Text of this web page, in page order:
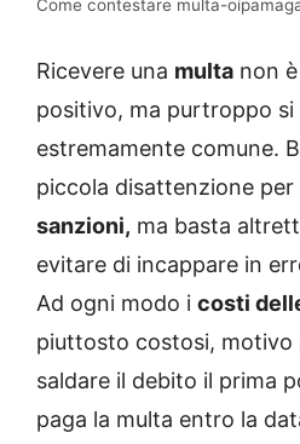
Come contestare multa-
Ricevere una multa non
positivo, ma purtroppo
estremamente comune.
piccola disattenzione per
sanzioni, ma basta
evitare di incappare in
Ad ogni modo i costi
piuttosto costosi, motivo
saldare il debito il prima
paga la multa entro la